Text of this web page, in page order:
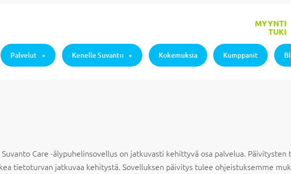
Palvelut Kenelle Suvanto Kokemuksia Kumppanit
Care -älypuhelinsovellus on jatkuvasti kehittyvä osa palvelua. Päivitysten
tietoturvan jatkuvaa kehitystä. Sovelluksen päivitys tulee ohjeistuksemme